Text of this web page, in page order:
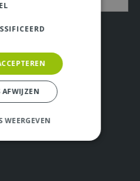
AFWIJZEN
WEERGEVEN